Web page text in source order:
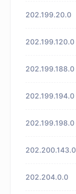
202.199.20.0
202.199.120.0
202.199.188.0
202.199.194.0
202.199.198.0
202.200.143.0
202.204.0.0